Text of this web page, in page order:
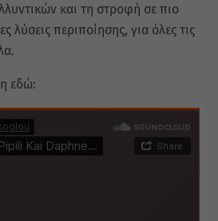
και τη στροφή σε πιο
λύσεις περιποίησης, για όλες τις
εδώ: